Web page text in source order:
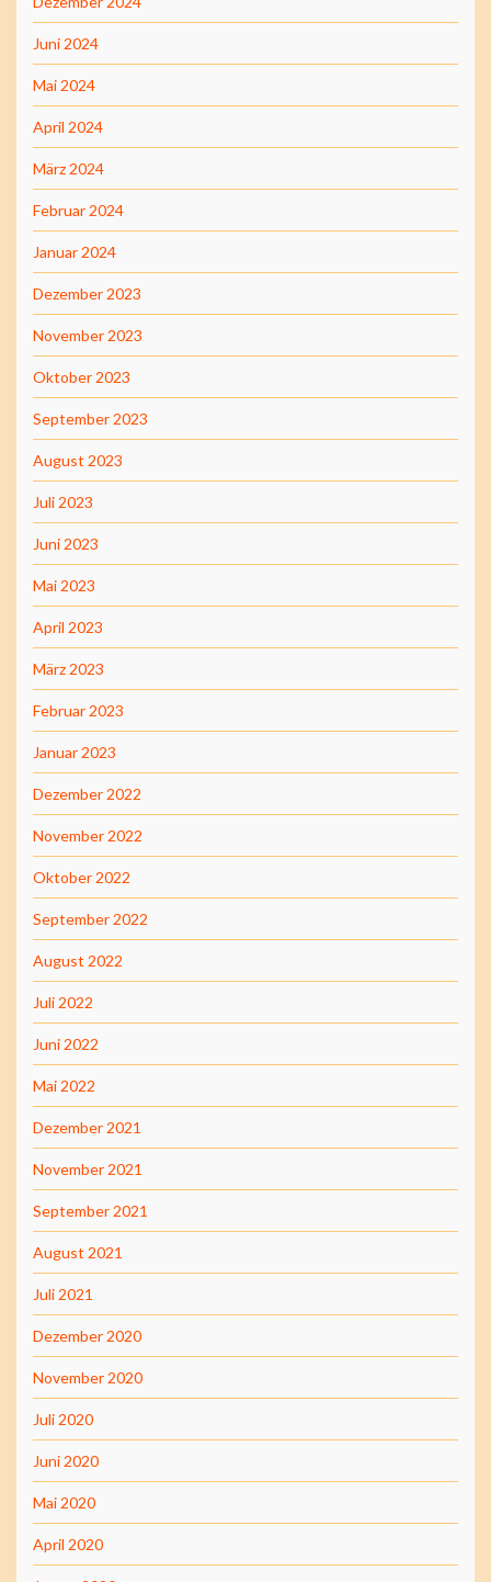
Juni 2024
Mai 2024
April 2024
März 2024
Februar 2024
Januar 2024
Dezember 2023
November 2023
Oktober 2023
September 2023
August 2023
Juli 2023
Juni 2023
Mai 2023
April 2023
März 2023
Februar 2023
Januar 2023
Dezember 2022
November 2022
Oktober 2022
September 2022
August 2022
Juli 2022
Juni 2022
Mai 2022
Dezember 2021
November 2021
September 2021
August 2021
Juli 2021
Dezember 2020
November 2020
Juli 2020
Juni 2020
Mai 2020
April 2020